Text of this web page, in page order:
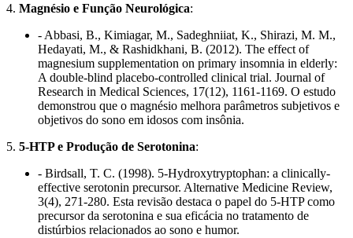
4. Magnésio e Função Neurológica:
- Abbasi, B., Kimiagar, M., Sadeghniiat, K., Shirazi, M. M.,
Hedayati, M., & Rashidkhani, B. (2012). The effect of
magnesium supplementation on primary insomnia in elderly:
A double-blind placebo-controlled clinical trial. Journal of
Research in Medical Sciences, 17(12), 1161-1169. O estudo
demonstrou que o magnésio melhora parâmetros subjetivos e
objetivos do sono em idosos com insônia.
5. 5-HTP e Produção de Serotonina:
- Birdsall, T. C. (1998). 5-Hydroxytryptophan: a clinically-
effective serotonin precursor. Alternative Medicine Review,
3(4), 271-280. Esta revisão destaca o papel do 5-HTP como
precursor da serotonina e sua eficácia no tratamento de
distúrbios relacionados ao sono e humor.